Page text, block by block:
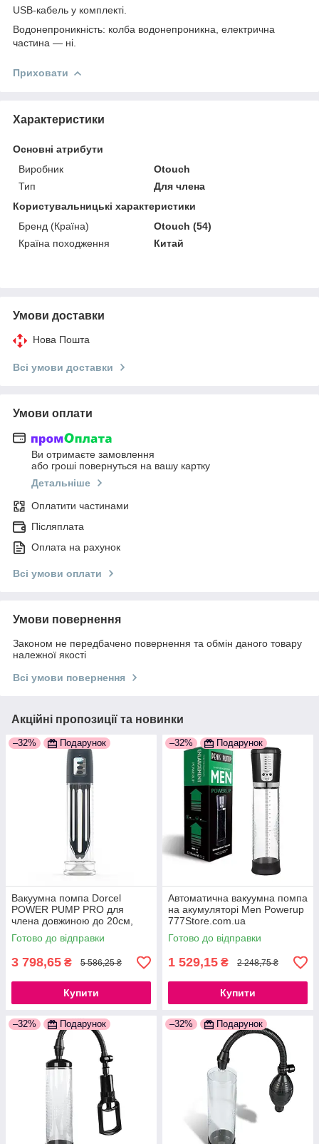
USB-кабель у комплекті.
Водонепроникність: колба водонепроникна, електрична
частина — ні.
Приховати
Характеристики
Основні атрибути
Виробник
Otouch
Тип
Для члена
Користувальницькі характеристики
Бренд (Країна)
Otouch (54)
Країна походження
Китай
Умови доставки
Нова Пошта
Всі умови доставки
Умови оплати
Ви отримаєте замовлення
або гроші повернуться на вашу картку
Детальніше
Оплатити частинами
Післяплата
Оплата на рахунок
Всі умови оплати
Умови повернення
Законом не передбачено повернення та обмін даного товару
належної якості
Всі умови повернення
Акційні пропозиції та новинки
–32% Подарунок
Вакуумна помпа Dorcel
POWER PUMP PRO для
члена довжиною до 20см,
діаметр до 5 см
777Store.com.ua
Готово до відправки
3 798,65 ₴ 5 586,25 ₴
Купити
–32% Подарунок
Автоматична вакуумна помпа
на акумуляторі Men Powerup
777Store.com.ua
Готово до відправки
1 529,15 ₴ 2 248,75 ₴
Купити
–32% Подарунок –32% Подарунок